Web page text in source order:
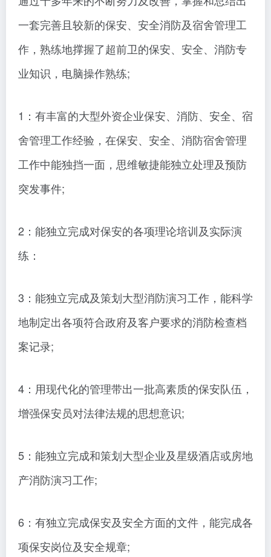
一套完善且较新的保安、安全消防及宿舍管理工
作，熟练地撑握了超前卫的保安、安全、消防专
业知识，电脑操作熟练;
1：有丰富的大型外资企业保安、消防、安全、宿
舍管理工作经验，在保安、安全、消防宿舍管理
工作中能独挡一面，思维敏捷能独立处理及预防
突发事件;
2：能独立完成对保安的各项理论培训及实际演
练：
3：能独立完成及策划大型消防演习工作，能科学
地制定出各项符合政府及客户要求的消防检查档
案记录;
4：用现代化的管理带出一批高素质的保安队伍，
增强保安员对法律法规的思想意识;
5：能独立完成和策划大型企业及星级酒店或房地
产消防演习工作;
6：有独立完成保安及安全方面的文件，能完成各
项保安岗位及安全规章;